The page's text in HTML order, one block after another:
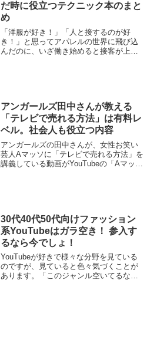
だ時に役立つテクニック本のまと
め
「洋服が好き！」「人と接するのが好
き！」と思ってアパレルの世界に飛び込
んだのに、いざ働き始めると接客が上手
アンガールズ田中さんが教える
「テレビで売れる方法」は有料レ
ベル。社会人も役立つ内容
アンガールズの田中さんが、女性お笑い
芸人Aマッソに「テレビで売れる方法」を
講義している動画がYouTubeの「Aマッソ
30代40代50代向けファッション
系YouTubeはガラ空き！ 参入す
るなら今でしょ！
YouTubeが好きで様々な分野を見ている
のですが、見ていると色々気づくことが
あります。「このジャンル空いてるな」